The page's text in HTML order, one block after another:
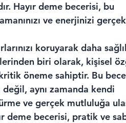
Hayır deme becerisi, bu
ve enerjinizi
koruyarak daha
biri olarak, kişisel
öneme sahiptir. Bu
değil, aynı zamanda kendi
ve gerçek mutluluğa
deme becerisi, pratik ve